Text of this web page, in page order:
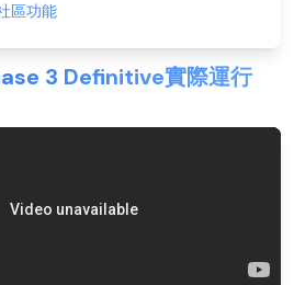
區功能
3 Definitive實際運行